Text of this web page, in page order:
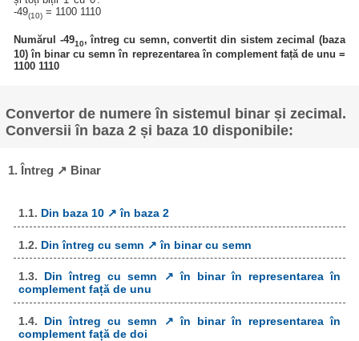
-49(10) = 1100 1110
Numărul -4910, întreg cu semn, convertit din sistem zecimal (baza
10) în binar cu semn în reprezentarea în complement față de unu =
1100 1110
Convertor de numere în sistemul binar și zecimal.
Conversii în baza 2 și baza 10 disponibile:
1. Întreg ↗ Binar
1.1. Din baza 10 ↗ în baza 2
1.2. Din întreg cu semn ↗ în binar cu semn
1.3. Din întreg cu semn ↗ în binar în representarea în
complement față de unu
1.4. Din întreg cu semn ↗ în binar în representarea în
complement față de doi